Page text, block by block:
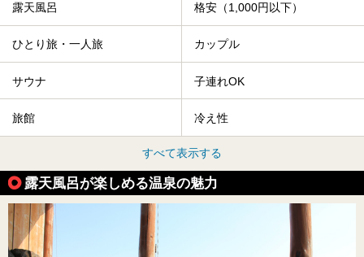
露天風呂 格安（1,000円以下）
ひとり旅・一人旅 カップル
サウナ 子連れOK
旅館 冷え性
すべて表示する
露天風呂が楽しめる温泉の魅力